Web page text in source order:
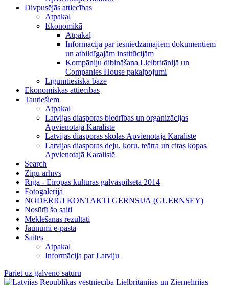
Divpusējās attiecības
Atpakaļ
Ekonomikā
Atpakaļ
Informācija par iesniedzamajiem dokumentiem
un atbildīgajām institūcijām
Kompāniju dibināšana Lielbritānijā un
Companies House pakalpojumi
Līgumtiesiskā bāze
Ekonomiskās attiecības
Tautiešiem
Atpakaļ
Latvijas diasporas biedrības un organizācijas
Apvienotajā Karalistē
Latvijas diasporas skolas Apvienotajā Karalistē
Latvijas diasporas deju, koru, teātra un citas kopas
Apvienotajā Karalistē
Search
Ziņu arhīvs
Rīga - Eiropas kultūras galvaspilsēta 2014
Fotogalerija
NODERĪGI KONTAKTI GĒRNSIJĀ (GUERNSEY)
Nosūtīt šo saiti
Meklēšanas rezultāti
Jaunumi e-pastā
Saites
Atpakaļ
Informācija par Latviju
Pāriet uz galveno saturu